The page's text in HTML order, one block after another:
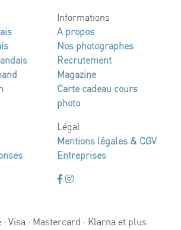
Informations
A propos
Nos photographes
Recrutement
Magazine
Carte cadeau cours
photo
Légal
Mentions légales & CGV
Entreprises
Visa · Mastercard · Klarna et plus